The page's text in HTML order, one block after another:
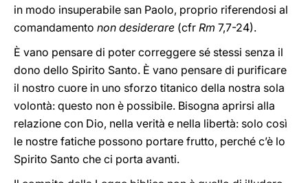
in modo insuperabile san Paolo, proprio riferendosi al
comandamento non desiderare (cfr Rm 7,7-24).
È vano pensare di poter correggere sé stessi senza il
dono dello Spirito Santo. È vano pensare di purificare
il nostro cuore in uno sforzo titanico della nostra sola
volontà: questo non è possibile. Bisogna aprirsi alla
relazione con Dio, nella verità e nella libertà: solo così
le nostre fatiche possono portare frutto, perché c’è lo
Spirito Santo che ci porta avanti.